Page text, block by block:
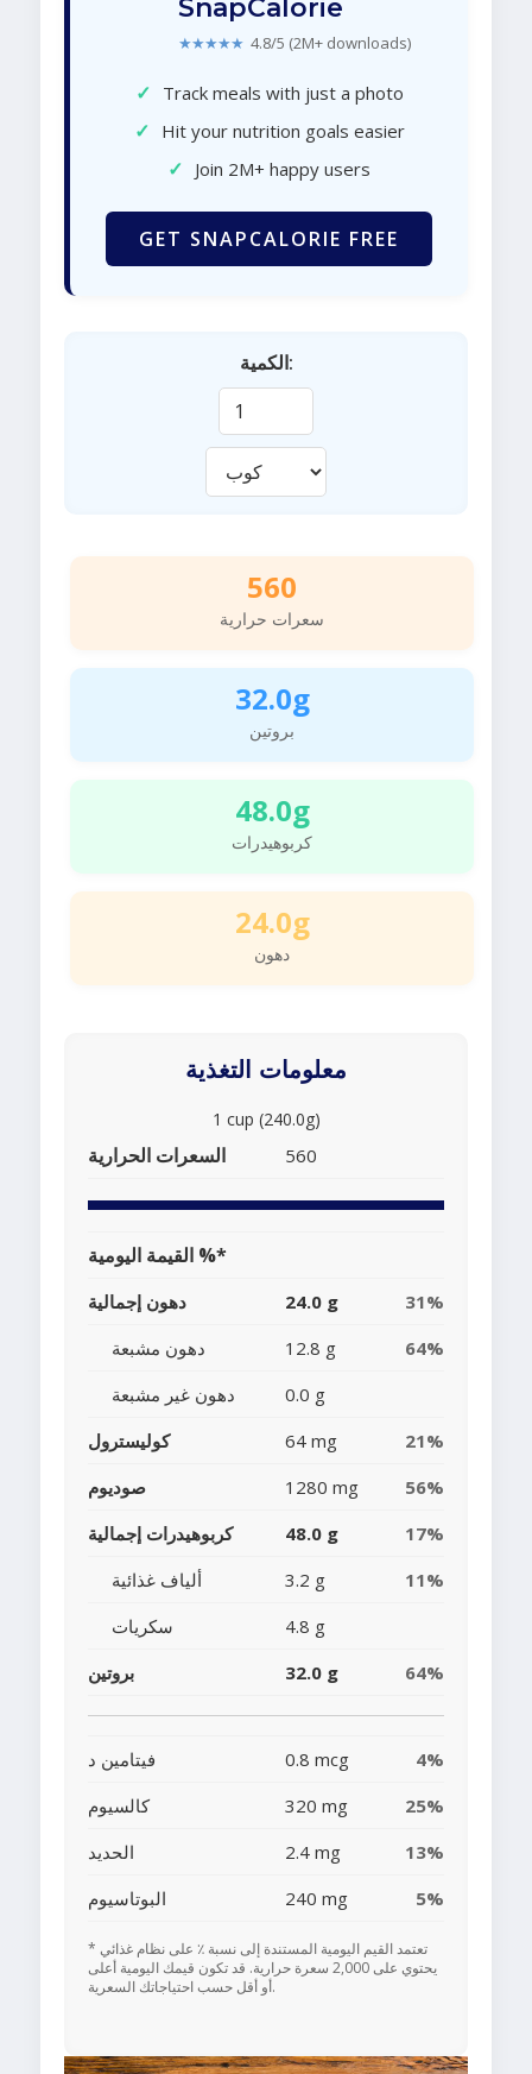
SnapCalorie
★★★★★ 4.8/5 (2M+ downloads)
✓ Track meals with just a photo
✓ Hit your nutrition goals easier
✓ Join 2M+ happy users
GET SNAPCALORIE FREE
الكمية:
560
سعرات حرارية
32.0g
بروتين
48.0g
كربوهيدرات
24.0g
دهون
معلومات التغذية
1 cup (240.0g)
السعرات الحرارية 560
القيمة اليومية %*
دهون إجمالية 24.0 g
31%
دهون مشبعة
12.8 g
64%
دهون غير مشبعة
0.0 g
كوليسترول
64 mg
21%
صوديوم
1280 mg
56%
كربوهيدرات إجمالية
48.0 g
17%
ألياف غذائية
3.2 g
11%
سكريات
4.8 g
بروتين
32.0 g 64%
فيتامين د 0.8 mcg
4%
كالسيوم
320 mg
25%
الحديد
2.4 mg
13%
البوتاسيوم
240 mg 5%
* تعتمد القيم اليومية المستندة إلى نسبة ٪ على نظام غذائي
يحتوي على 2,000 سعرة حرارية. قد تكون قيمك اليومية أعلى
أو أقل حسب احتياجاتك السعرية.